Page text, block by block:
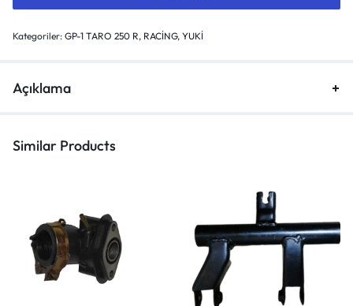
Kategoriler: GP-1 TARO 250 R, RACİNG, YUKİ
Açıklama
Similar Products